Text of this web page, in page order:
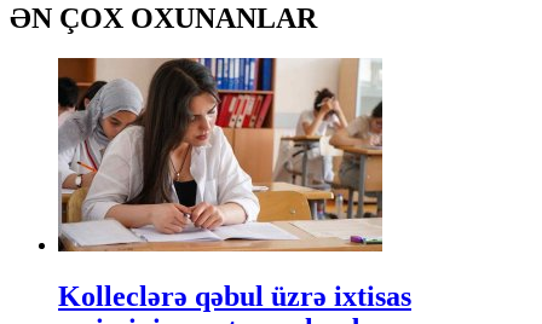
ƏN ÇOX OXUNANLAR
Kolleclərə qəbul üzrə ixtisas